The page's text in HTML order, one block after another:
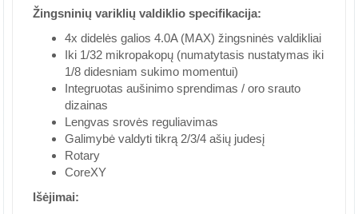
Žingsninių variklių valdiklio specifikacija:
4x didelės galios 4.0A (MAX) žingsninės valdikliai
Iki 1/32 mikropakopų (numatytasis nustatymas iki
1/8 didesniam sukimo momentui)
Integruotas aušinimo sprendimas / oro srauto
dizainas
Lengvas srovės reguliavimas
Galimybė valdyti tikrą 2/3/4 ašių judesį
Rotary
CoreXY
Išėjimai: